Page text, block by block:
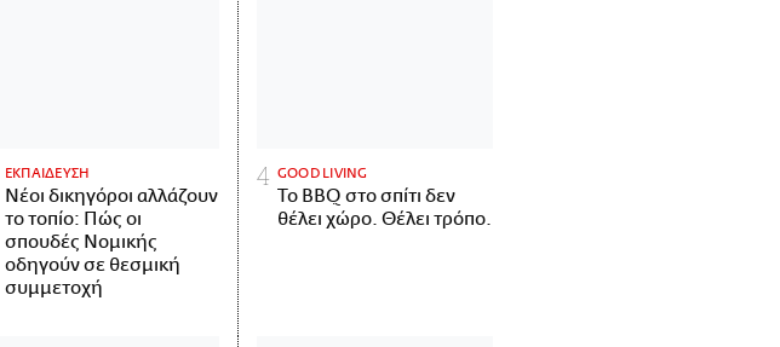
ΕΚΠΑΙΔΕΥΣΗ
Νέοι δικηγόροι αλλάζουν
το τοπίο: Πώς οι
σπουδές Νομικής
οδηγούν σε θεσμική
συμμετοχή
GOOD LIVING
Το BBQ στο σπίτι δεν
θέλει χώρο. Θέλει τρόπο.